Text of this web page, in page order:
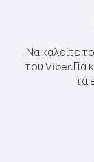
Να καλείτε
του Viber.Για
τα